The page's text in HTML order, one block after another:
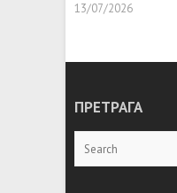
13/07/2026
ПРЕТРАГА